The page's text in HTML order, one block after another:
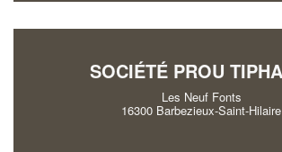
SOCIÉTÉ PROU
Les Neuf Fonts
16300 Barbezieux-Saint-Hilaire